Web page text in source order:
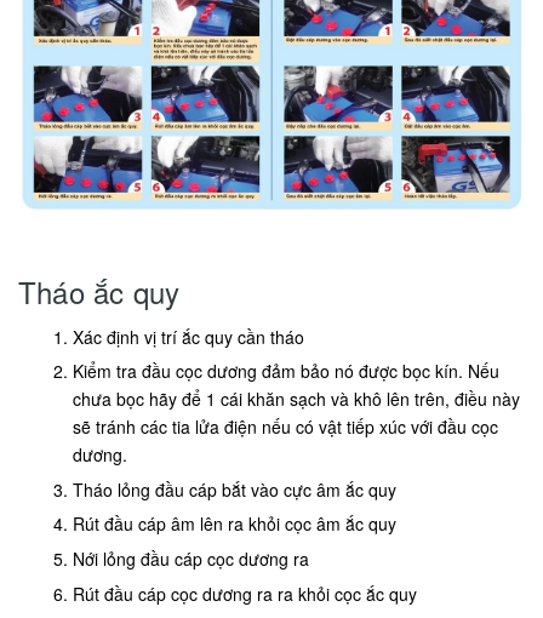
Tháo ắc quy
Xác định vị trí ắc quy cần tháo
Kiểm tra đầu cọc dương đảm bảo nó được bọc kín. Nếu
chưa bọc hãy để 1 cái khăn sạch và khô lên trên, điều này
sẽ tránh các tia lửa điện nếu có vật tiếp xúc với đầu cọc
dương.
Tháo lỏng đầu cáp bắt vào cực âm ắc quy
Rút đầu cáp âm lên ra khỏi cọc âm ắc quy
Nới lỏng đầu cáp cọc dương ra
Rút đầu cáp cọc dương ra ra khỏi cọc ắc quy